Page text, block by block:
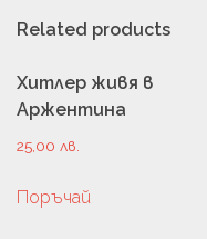
Related products
Хитлер живя в
Аржентина
25,00 лв.
Поръчай